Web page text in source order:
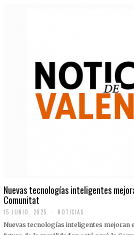
Nuevas tecnologías inteligentes
Comunitat
15 JUNIO, 2025 NOTICIAS
Nuevas tecnologías inteligentes mejoran